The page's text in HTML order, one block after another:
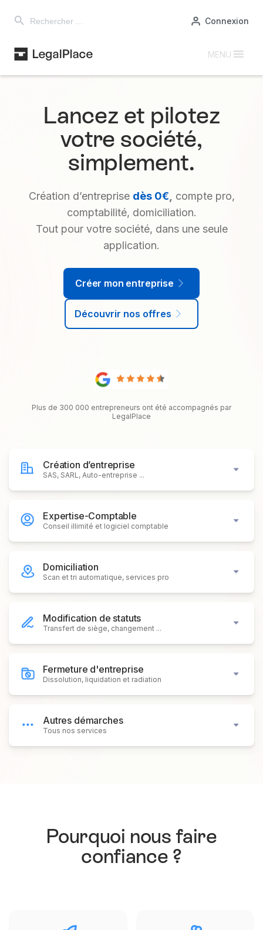
for:
Connexion
MENU
Lancez et pilotez
votre société,
simplement.
Création d’entreprise dès 0€
compte pro,
comptabilité, domiciliation.
Tout pour votre société, dans une seule
application.
Créer mon entreprise
Découvrir nos offres
Plus de 300 000 entrepreneurs ont été accompagnés par
LegalPlace
Création d’entreprise
SAS, SARL, Auto-entreprise ...
Expertise-Comptable
Conseil illimité et logiciel comptable
Domiciliation
Scan et tri automatique, services pro
Modification de statuts
Transfert de siège, changement ...
Fermeture d'entreprise
Dissolution, liquidation et radiation
Autres démarches
Tous nos services
Pourquoi nous faire
confiance ?